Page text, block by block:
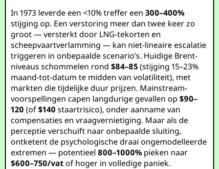
In 1973 leverde een <10% treffer een300–400%
stijging op. Een verstoring meer dan twee keer zo
groot — versterkt door LNG-tekorten en
scheepvaartverlamming — kan niet-lineaire escalatie
triggeren in onbepaalde scenario’s. Huidige Brent-
niveaus schommelen rond$84–85(stijging 15–23%
maand-tot-datum te midden van volatiliteit), met
markten die tijdelijke duur prijzen. Mainstream-
voorspellingen capen langdurige gevallen op$90–
120 (of$140 staartrisico), onder aanname van
compensaties en vraagvernietiging. Maar als de
perceptie verschuift naar onbepaalde sluiting,
ontketent de psychologische draai ongemodelleerde
extremen — potentieel800–1000% pieken naar
$600–750/vatof hoger in volledige paniek.